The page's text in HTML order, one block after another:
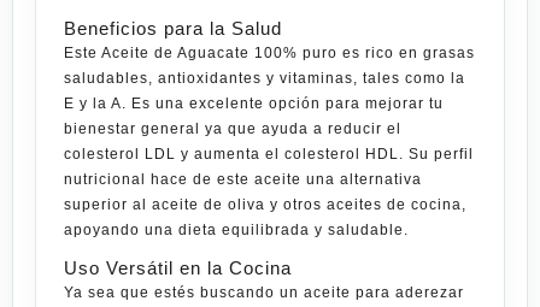
Beneficios para la Salud
Este Aceite de Aguacate 100% puro es rico en grasas
saludables, antioxidantes y vitaminas, tales como la
E y la A. Es una excelente opción para mejorar tu
bienestar general ya que ayuda a reducir el
colesterol LDL y aumenta el colesterol HDL. Su perfil
nutricional hace de este aceite una alternativa
superior al aceite de oliva y otros aceites de cocina
apoyando una dieta equilibrada y saludable.
Uso Versátil en la Cocina
Ya sea que estés buscando un aceite para aderezar